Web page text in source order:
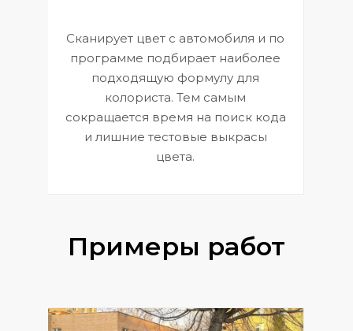
Сканирует цвет с автомобиля и по
программе подбирает наиболее
подходящую формулу для
колориста. Тем самым
сокращается время на поиск кода
и лишние тестовые выкрасы
цвета.
Примеры работ